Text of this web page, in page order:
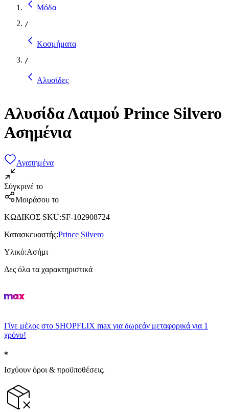
Μόδα
/
Κοσμήματα
/
Αλυσίδες
Αλυσίδα Λαιμού Prince Silvero
Ασημένια
Αγαπημένα
Σύγκρινέ το
Μοιράσου το
ΚΩΔΙΚΟΣ SKU:SF-102908724
Κατασκευαστής:Prince Silvero
Υλικό:Ασήμι
Δες όλα τα χαρακτηριστικά
Γίνε μέλος στο SHOPFLIX max για δωρεάν μεταφορικά για 1
χρόνο!
Ισχύουν όροι & προϋποθέσεις.